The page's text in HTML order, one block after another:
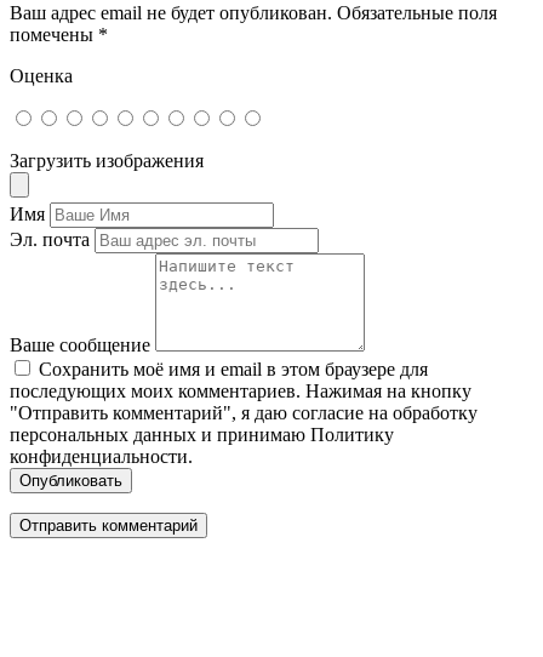
Ваш адрес email не будет опубликован. Обязательные поля
помечены *
Оценка
Загрузить изображения
Имя
Эл. почта
Ваше сообщение
Сохранить моё имя и email в этом браузере для
последующих моих комментариев. Нажимая на кнопку
"Отправить комментарий", я даю согласие на обработку
персональных данных и принимаю Политику
конфиденциальности.
Опубликовать